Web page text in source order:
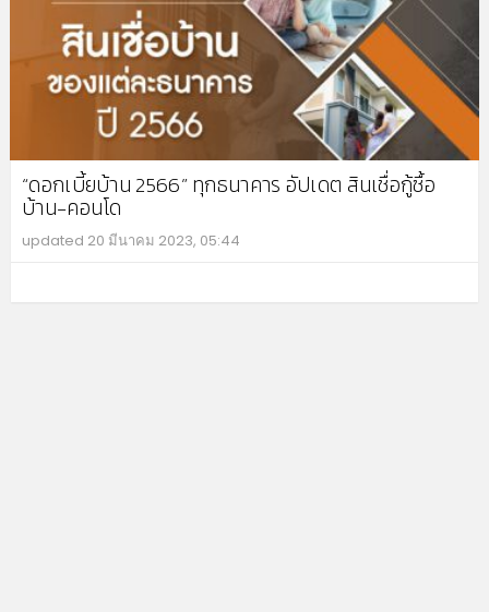
“ดอกเบี้ยบ้าน 2566” ทุกธนาคาร อัปเดต สินเชื่อกู้ซื้อ
บ้าน-คอนโด
updated 20 มีนาคม 2023, 05:44